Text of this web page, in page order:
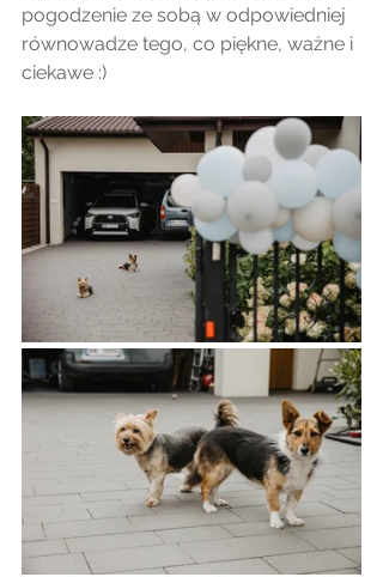
pogodzenie ze sobą w odpowiedniej
równowadze tego, co piękne, ważne i
ciekawe :)